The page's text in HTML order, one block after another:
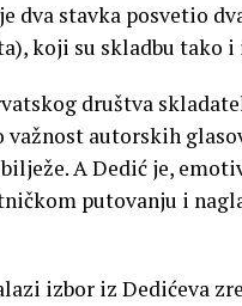
dva stavka posvetio
koji su skladbu tako
društva
autorskih
A Dedić je,
putovanju i
izbor iz Dedićeva